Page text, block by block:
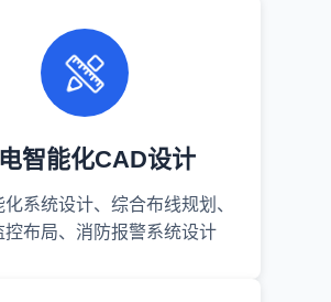
智能化CAD设计
系统设计、综合布线规划、
控布局、消防报警系统设计